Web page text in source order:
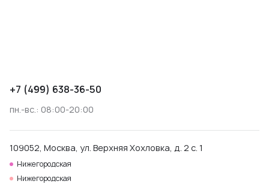
+7 (499) 638-36-50
пн.-вс.: 08:00-20:00
109052, Москва, ул. Верхняя Хохловка, д. 2 с. 1
Нижегородская
Нижегородская